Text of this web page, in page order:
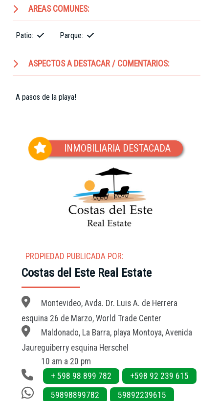
AREAS COMUNES:
Patio: Parque:
ASPECTOS A DESTACAR / COMENTARIOS:
A pasos de la playa!
INMOBILIARIA DESTACADA
PROPIEDAD PUBLICADA POR:
Costas del Este Real Estate
Montevideo, Avda. Dr. Luis A. de Herrera
esquina 26 de Marzo, World Trade Center
Maldonado, La Barra, playa Montoya, Avenida
Jaureguiberry esquina Herschel
10 am a 20 pm
+ 598 98 899 782
+598 92 239 615
59898899782
59892239615